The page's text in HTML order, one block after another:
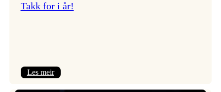
Takk for i år!
Les meir: